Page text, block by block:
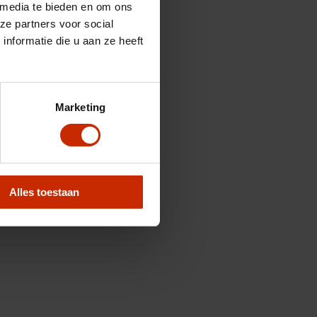
te bieden en om ons
partners voor social
die u aan ze heeft
Marketing
Alles toestaan